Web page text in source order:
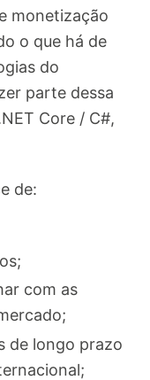
monetização
o que há de
do
parte dessa
Core / C#,
de:
com as
de longo prazo